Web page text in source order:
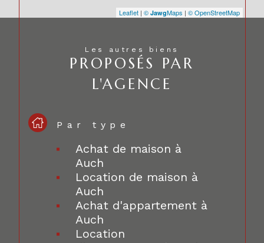
Leaflet | © JawgMaps | © OpenStreetMap
Les autres biens
PROPOSÉS PAR
L'AGENCE
Par type
Achat de maison à
Auch
Location de maison à
Auch
Achat d'appartement à
Auch
Location